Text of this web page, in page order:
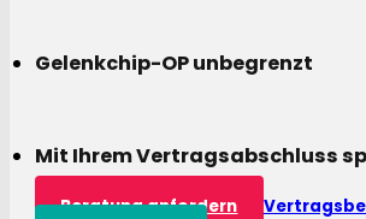
Gelenkchip-OP unbegrenzt
Mit Ihrem Vertragsabschluss
Beratung anfordern